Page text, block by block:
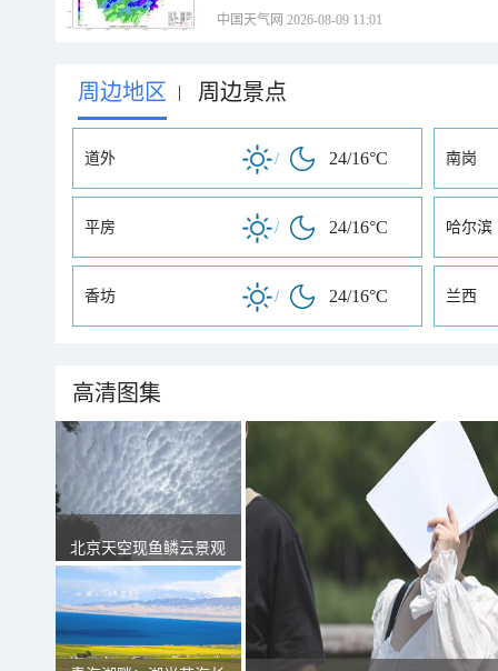
中国天气网 2026-08-09 11:01
周边地区 | 周边景点
道外 / 24/16°C 南岗
平房 / 24/16°C 哈尔滨
香坊 / 24/16°C 兰西
高清图集
北京天空现鱼鳞云景观